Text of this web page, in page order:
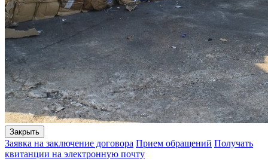
Закрыть
Заявка на заключение договора Прием обращений Получать
квитанции на электронную почту